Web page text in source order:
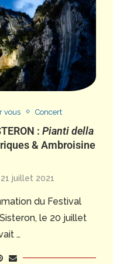
vous Concert
:Pianti della
& Ambroisine
21 juillet 2021
du Festival
le 20 juillet
…